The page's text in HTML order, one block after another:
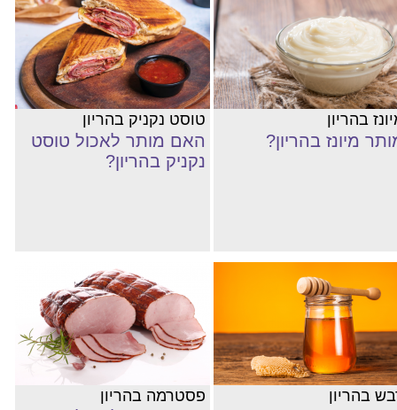
בהריון
מיונז בהריון?
טוסט נקניק בהריון
האם מותר לאכול טוסט
נקניק בהריון?
בהריון פסטרמה בהריון